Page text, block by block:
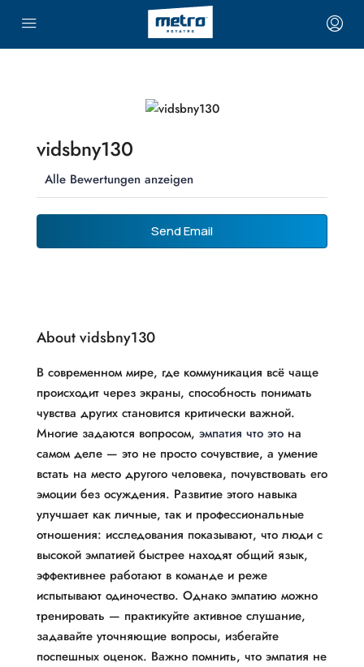
vidsbny130
Alle Bewertungen anzeigen
Send Email
About vidsbny130
В современном мире, где коммуникация всё чаще
происходит через экраны, способность понимать
чувства других становится критически важной.
Многие задаются вопросом, эмпатия что это на
самом деле — это не просто сочувствие, а умение
встать на место другого человека, почувствовать его
эмоции без осуждения. Развитие этого навыка
улучшает как личные, так и профессиональные
отношения: исследования показывают, что люди с
высокой эмпатией быстрее находят общий язык,
эффективнее работают в команде и реже
испытывают одиночество. Однако эмпатию можно
тренировать — практикуйте активное слушание,
задавайте уточняющие вопросы, избегайте
поспешных оценок. Важно помнить, что эмпатия не